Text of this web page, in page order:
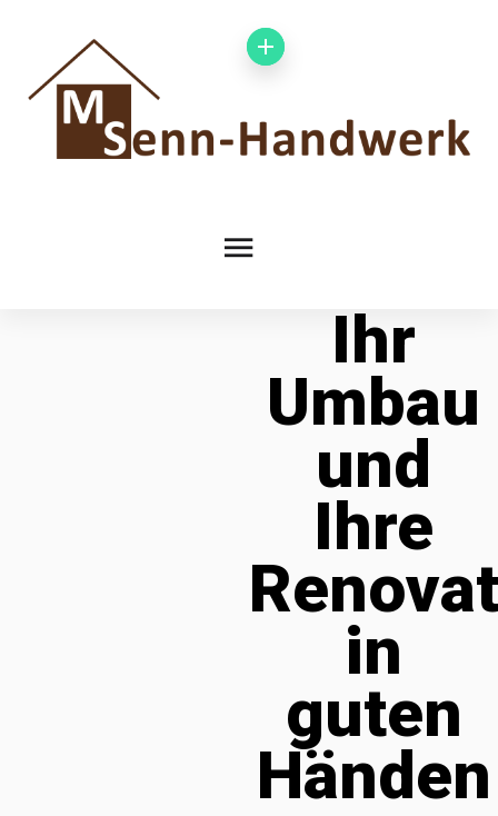
Ihr
Umbau
und
Ihre
in
guten
Händen